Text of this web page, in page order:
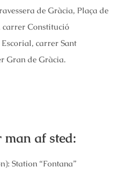
de Gràcia, Plaça de
Constitució
carrer Sant
Gran de Gràcia.
af sted:
Station “Fontana”